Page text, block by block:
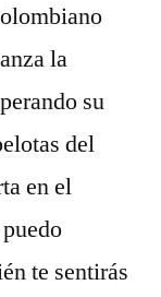
la
su
del
en el
te sentirás